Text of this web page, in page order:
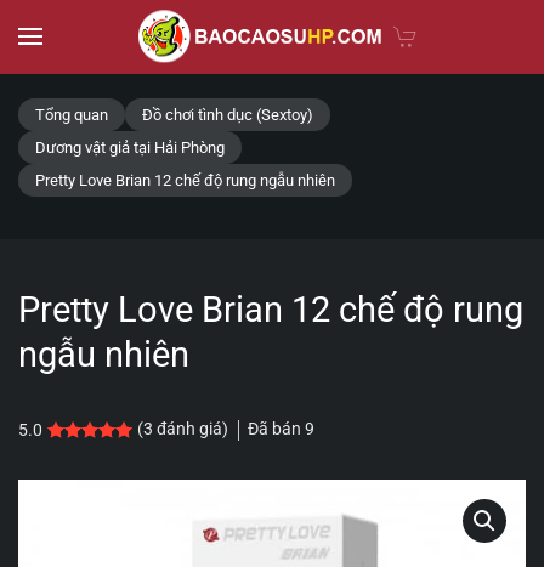
Skip to main content
Tổng quan
Đồ chơi tình dục (Sextoy)
Dương vật giả tại Hải Phòng
Pretty Love Brian 12 chế độ rung ngẫu nhiên
Pretty Love Brian 12 chế độ rung
ngẫu nhiên
5.0 5.0 trên 5 dựa trên
3 đánh giá
(3 đánh giá) Đã bán 9